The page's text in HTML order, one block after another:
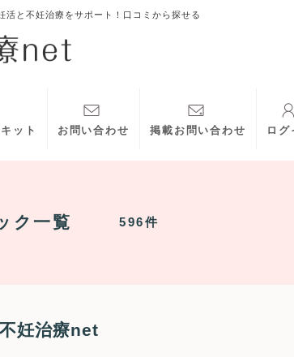
活と不妊治療をサポート！口コミから探せる
ット お問い合わせ 掲載お問い合わせ ログ
ク一覧 596件
妊治療net